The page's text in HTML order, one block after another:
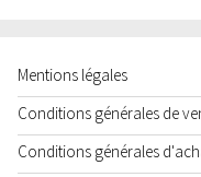
Mentions légales
Conditions générales de
Conditions générales